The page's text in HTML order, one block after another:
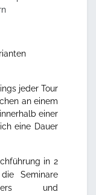
jeder Tour
an einem
einer
eine Dauer
in 2
Seminare
und